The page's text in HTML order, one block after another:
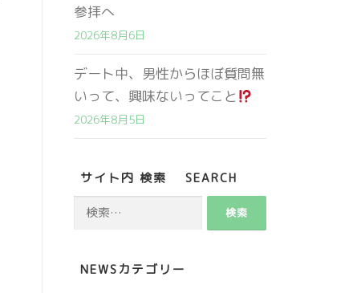
営業時間 9:00～18:00
参拝へ
2026年8月6日
デート中、男性からほぼ質問無
いって、興味ないってこと
2026年8月5日
サイト内 検索 SEARCH
NEWSカテゴリー